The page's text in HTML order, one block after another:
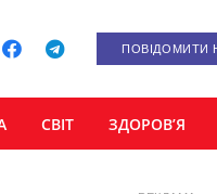
ПОВІДОМИТИ
СВІТ ЗДОРОВ’Я